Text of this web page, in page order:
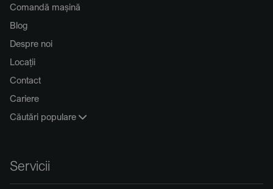
Comandă mașină
Blog
Despre noi
Locații
Contact
Cariere
Căutări populare
Servicii